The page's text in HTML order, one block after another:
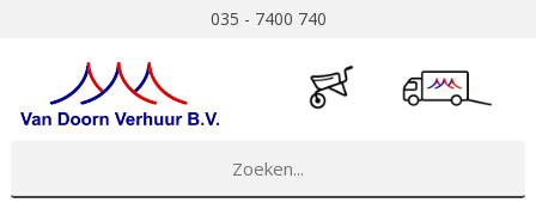
035 - 7400 740